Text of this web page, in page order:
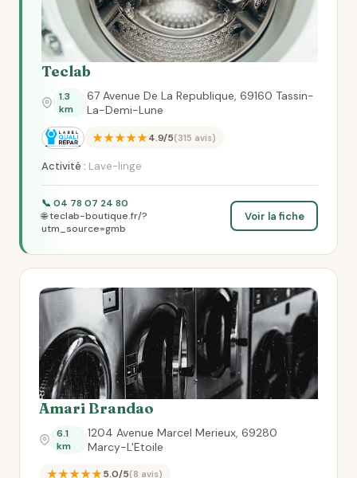
Teclab
1.3
km
67 Avenue De La Republique, 69160 Tassin-
La-Demi-Lune
★★★★★4.9/5(315 avis)
Activité : Lave-linge
📞 04 78 07 24 80
🌐 teclab-boutique.fr/?
utm_source=gmb
Voir la fiche
Amari Brandao
6.1
km
1204 Avenue Marcel Merieux, 69280
Marcy-L'Etoile
★★★★★5.0/5(8 avis)